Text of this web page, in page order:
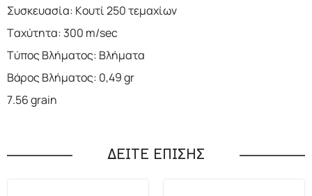
Συσκευασία: Κουτί 250 τεμαχίων
Ταχύτητα: 300 m/sec
Τύπος Βλήματος: Βλήματα
Βάρος Βλήματος: 0,49 gr
7.56 grain
ΔΕΙΤΕ ΕΠΙΣΗΣ